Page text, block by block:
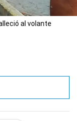
al volante